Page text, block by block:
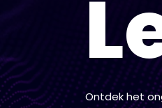
Ontdek het